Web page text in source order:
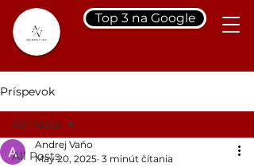
Top 3 na Google
Príspevok
All Posts
All Posts
Andrej Vaňo
May 20, 2025 3 minút čítania